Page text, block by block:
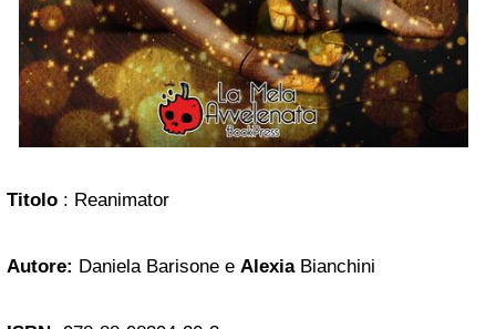
Titolo : Reanimator
Autore: Daniela Barisone e AlexiaBianchini